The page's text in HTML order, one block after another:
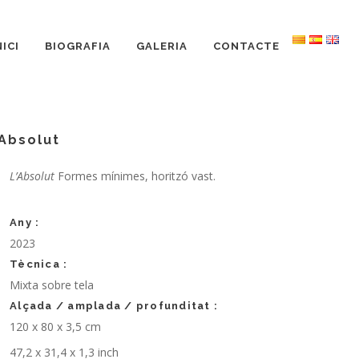
BIOGRAFIA GALERIA CONTACTE
L’Absolut Formes mínimes, horitzó vast.
Any :
2023
Tècnica :
Mixta sobre tela
Alçada / amplada / profunditat :
120 x 80 x 3,5 cm
47,2 x 31,4 x 1,3 inch